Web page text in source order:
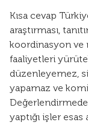
Kısa cevap
araştırması,
koordinasyon ve
faaliyetleri
düzenleyemez,
yapamaz ve
Değerlendirmede
yaptığı işler